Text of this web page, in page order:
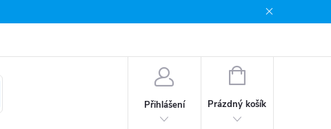
Přihlášení
NÁKUPNÍ
Prázdný košík